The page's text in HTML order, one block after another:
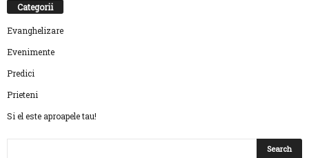
Categorii
Evanghelizare
Evenimente
Predici
Prieteni
Si el este aproapele tau!